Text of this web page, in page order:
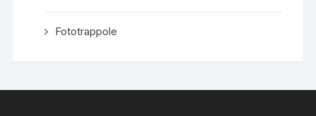
Fototrappole